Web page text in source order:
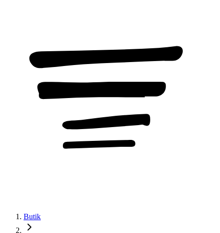
Butik